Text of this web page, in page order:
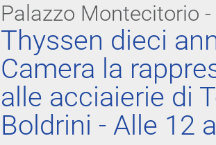
Palazzo Montecitorio
Thyssen dieci
Camera la
alle acciaierie di
Boldrini - Alle 12